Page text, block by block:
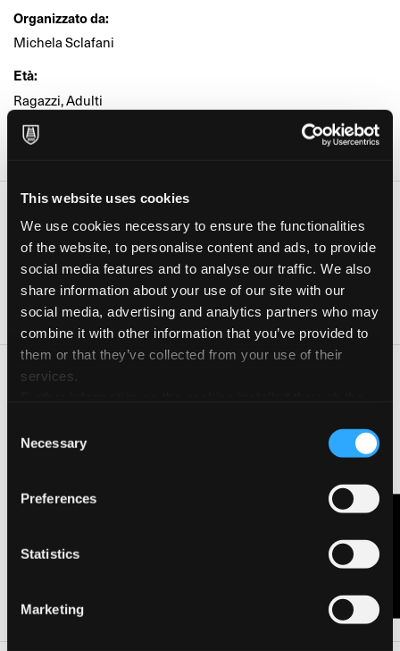
This website uses cookies
We use cookies necessary to ensure the functionalities
of the website, to personalise content and ads, to provide
social media features and to analyse our traffic. We also
share information about your use of our site with our
social media, advertising and analytics partners who may
combine it with other information that you’ve provided to
them or that they’ve collected from your use of their
services.
Selection
Necessary
Preferences
Statistics
Marketing
Organizzato da:
Michela Sclafani
Età:
Ragazzi, Adulti
Dove:
Date e orari
Giorno Orario
26 Set 2026
10:30-12:30
10 Ott 2026
10:30-12:30
I partecipanti saranno guidati nella realizzazione di dipinti ad
In un successivo incontro verranno realizzate le vetrate di carta
velina colorata su cartoncino nero e/o colorato, da traforare,
Contattaci